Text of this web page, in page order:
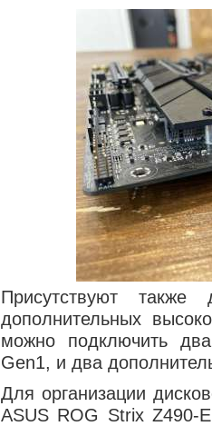
Присутствуют
дополнительных
можно подключить
Gen1, и два
Для организации
ASUS ROG Strix Z490-